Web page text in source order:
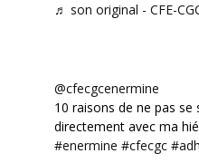
♬ son original - CFE-
@cfecgcenermine
10 raisons de ne pas se
directement avec ma
#enermine #cfecgc